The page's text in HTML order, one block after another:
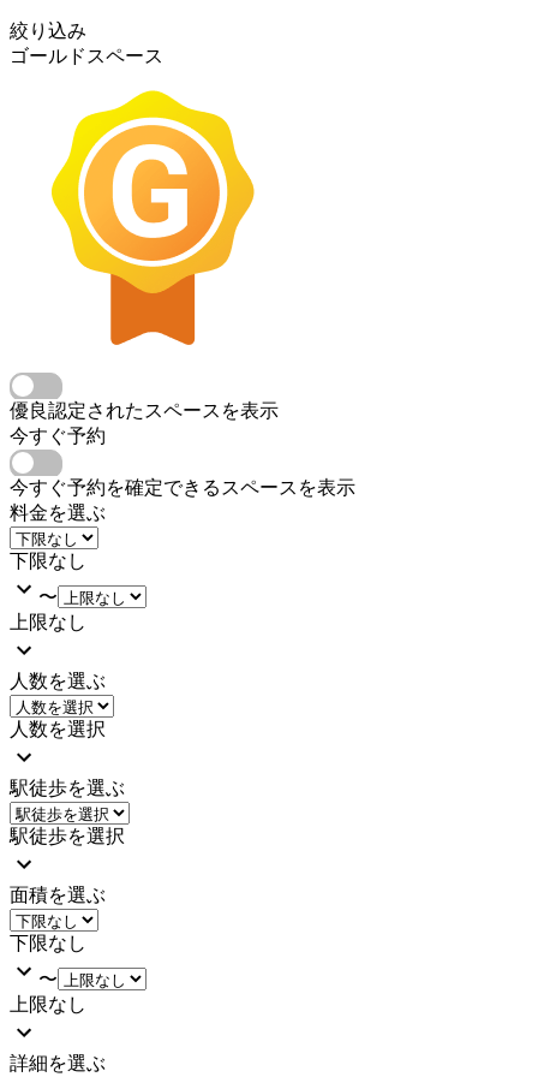
絞り込み
ゴールドスペース
優良認定されたスペースを表示
今すぐ予約
今すぐ予約を確定できるスペースを表示
料金を選ぶ
下限なし
〜
上限なし
人数を選ぶ
人数を選択
駅徒歩を選ぶ
駅徒歩を選択
面積を選ぶ
下限なし
〜
上限なし
詳細を選ぶ